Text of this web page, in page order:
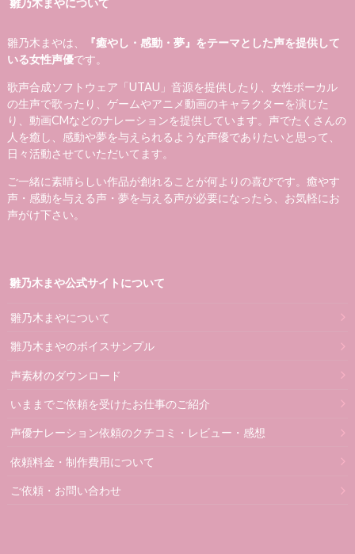
雛乃木まやは、
『癒やし・感動・夢』をテーマとした声を提供して
いる女性声優です。
歌声合成ソフトウェア「UTAU」音源を提供したり、女性ボーカル
の生声で歌ったり、ゲームやアニメ動画のキャラクターを演じた
り、動画CMなどのナレーションを提供しています。声でたくさんの
人を癒し、感動や夢を与えられるような声優でありたいと思って、
日々活動させていただいてます。
ご一緒に素晴らしい作品が創れることが何よりの喜びです。癒やす
声・感動を与える声・夢を与える声が必要になったら、お気軽にお
声がけ下さい。
雛乃木まや公式サイトについて
雛乃木まやについて
雛乃木まやのボイスサンプル
声素材のダウンロード
いままでご依頼を受けたお仕事のご紹介
声優ナレーション依頼のクチコミ・レビュー・感想
依頼料金・制作費用について
ご依頼・お問い合わせ